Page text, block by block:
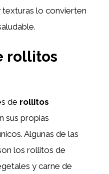
lo convierten
rollitos
de rollitos
sus propias
Algunas de las
los rollitos de
y carne de